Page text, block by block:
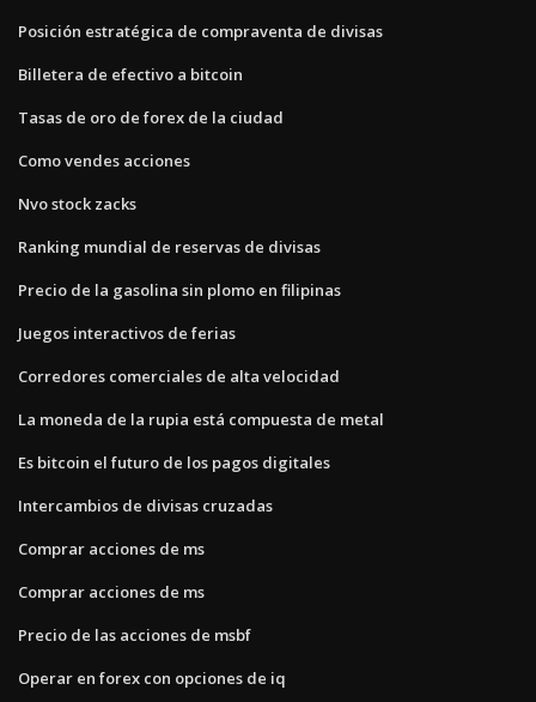
Posición estratégica de compraventa de divisas
Billetera de efectivo a bitcoin
Tasas de oro de forex de la ciudad
Como vendes acciones
Nvo stock zacks
Ranking mundial de reservas de divisas
Precio de la gasolina sin plomo en filipinas
Juegos interactivos de ferias
Corredores comerciales de alta velocidad
La moneda de la rupia está compuesta de metal
Es bitcoin el futuro de los pagos digitales
Intercambios de divisas cruzadas
Comprar acciones de ms
Comprar acciones de ms
Precio de las acciones de msbf
Operar en forex con opciones de iq